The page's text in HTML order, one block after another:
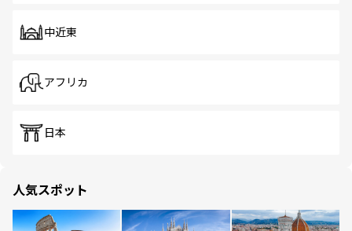
中近東
アフリカ
日本
人気スポット